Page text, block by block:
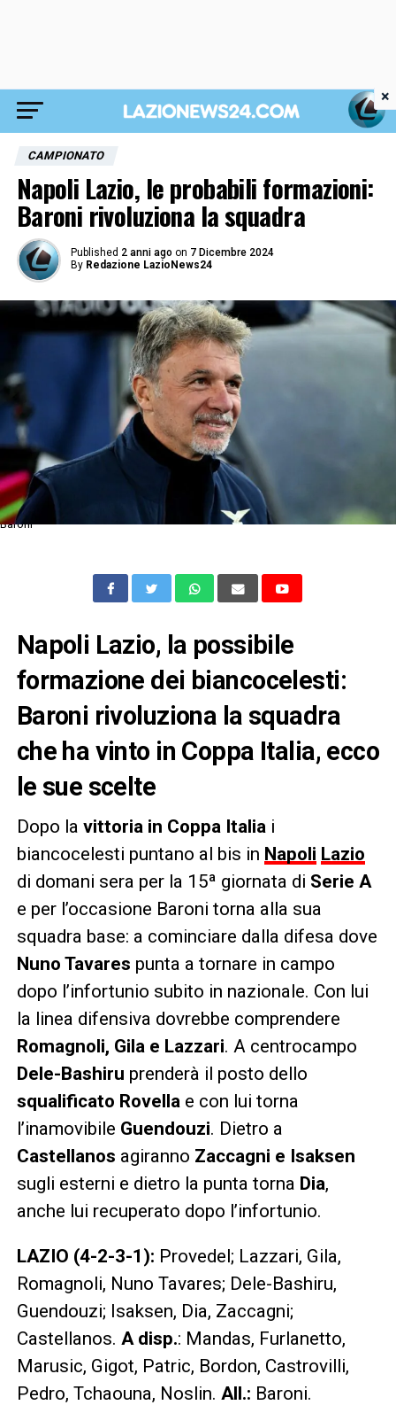
CAMPIONATO
Napoli Lazio, le probabili formazioni:
Baroni rivoluziona la squadra
Published 2 anni ago on 7 Dicembre 2024
By Redazione LazioNews24
Baroni
Napoli Lazio, la possibile
formazione dei biancocelesti:
Baroni rivoluziona la squadra
che ha vinto in Coppa Italia, ecco
le sue scelte
Dopo la vittoria in Coppa Italia i
biancocelesti puntano al bis in Napoli Lazio
di domani sera per la 15ª giornata di Serie A
e per l’occasione Baroni torna alla sua
squadra base: a cominciare dalla difesa dove
Nuno Tavares punta a tornare in campo
dopo l’infortunio subito in nazionale. Con lui
la linea difensiva dovrebbe comprendere
Romagnoli, Gila e Lazzari. A centrocampo
Dele-Bashiru prenderà il posto dello
squalificato Rovella e con lui torna
l’inamovibile Guendouzi. Dietro a
Castellanos agiranno Zaccagni e Isaksen
sugli esterni e dietro la punta torna Dia,
anche lui recuperato dopo l’infortunio.
LAZIO (4-2-3-1): Provedel; Lazzari, Gila,
Romagnoli, Nuno Tavares; Dele-Bashiru,
Guendouzi; Isaksen, Dia, Zaccagni;
Castellanos. A disp.: Mandas, Furlanetto,
Marusic, Gigot, Patric, Bordon, Castrovilli,
Pedro, Tchaouna, Noslin. All.: Baroni.
×